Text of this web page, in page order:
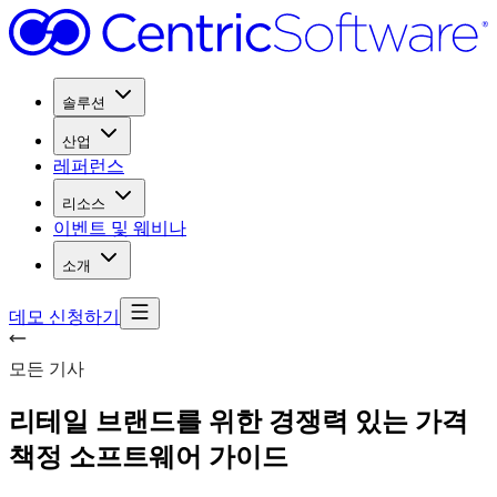
솔루션
산업
레퍼런스
리소스
이벤트 및 웨비나
소개
데모 신청하기
모든 기사
리테일 브랜드를 위한 경쟁력 있는 가격
책정 소프트웨어 가이드